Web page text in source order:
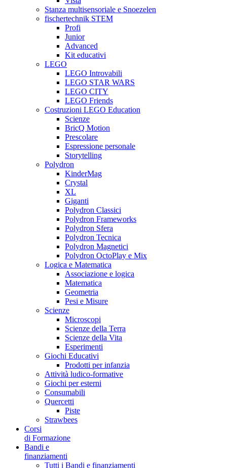
Stanza multisensoriale e Snoezelen
fischertechnik STEM
Profi
Junior
Advanced
Kit educativi
LEGO
LEGO Introvabili
LEGO STAR WARS
LEGO CITY
LEGO Friends
Costruzioni LEGO Education
Scienze
BricQ Motion
Prescolare
Espressione personale
Storytelling
Polydron
KinderMag
Crystal
XL
Giganti
Polydron Classici
Polydron Frameworks
Polydron Sfera
Polydron Tecnica
Polydron Magnetici
Polydron OctoPlay e Mix
Logica e Matematica
Associazione e logica
Matematica
Geometria
Pesi e Misure
Scienze
Microscopi
Scienze della Terra
Scienze della Vita
Esperimenti
Giochi Educativi
Prodotti per infanzia
Attività ludico-formative
Giochi per esterni
Consumabili
Quercetti
Piste
Strawbees
Corsi
di Formazione
Bandi e
finanziamenti
Tutti i Bandi e finanziamenti